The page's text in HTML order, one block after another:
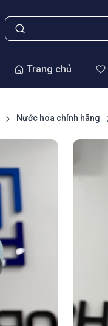
Trang chủ
Nước hoa chính hãng